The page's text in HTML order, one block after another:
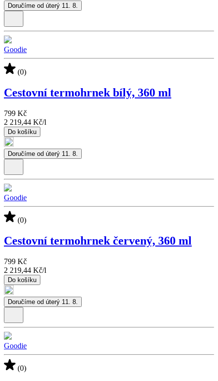
Doručíme od úterý 11. 8.
Goodie
(0)
Cestovní termohrnek bílý, 360 ml
799 Kč
2 219,44 Kč/l
Do košíku
Doručíme od úterý 11. 8.
Goodie
(0)
Cestovní termohrnek červený, 360 ml
799 Kč
2 219,44 Kč/l
Do košíku
Doručíme od úterý 11. 8.
Goodie
(0)